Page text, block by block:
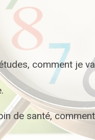
comment je
de santé,